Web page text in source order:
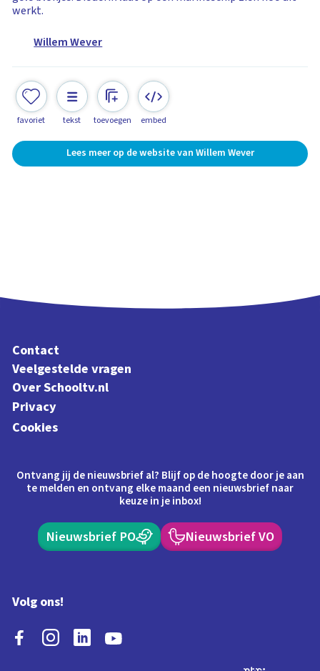
werkt.
Willem Wever
favoriet tekst toevoegen embed
Lees meer op de website van Willem Wever
Contact
Veelgestelde vragen
Over Schooltv.nl
Privacy
Cookies
Ontvang jij de nieuwsbrief al? Blijf op de hoogte door je aan
te melden en ontvang elke maand een nieuwsbrief naar
keuze in je inbox!
Nieuwsbrief PO Nieuwsbrief VO
Volg ons!